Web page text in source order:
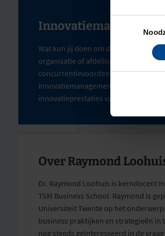
Innovatiemanagement
Wat kun jij doen om de
organisatie of afdeling te verbeteren
concurrentievoordeel gerealiseerd
Innovatiemanagement krijg je inzicht
innovatieprestaties van je organisatie
Over Raymond
Dr. Raymond Loohuis is kerndocent
TSM Business School. Raymond is
Universiteit Twente op het onderwerp
business praktijken en strategieën in
nog steeds geïnteresseerd in de